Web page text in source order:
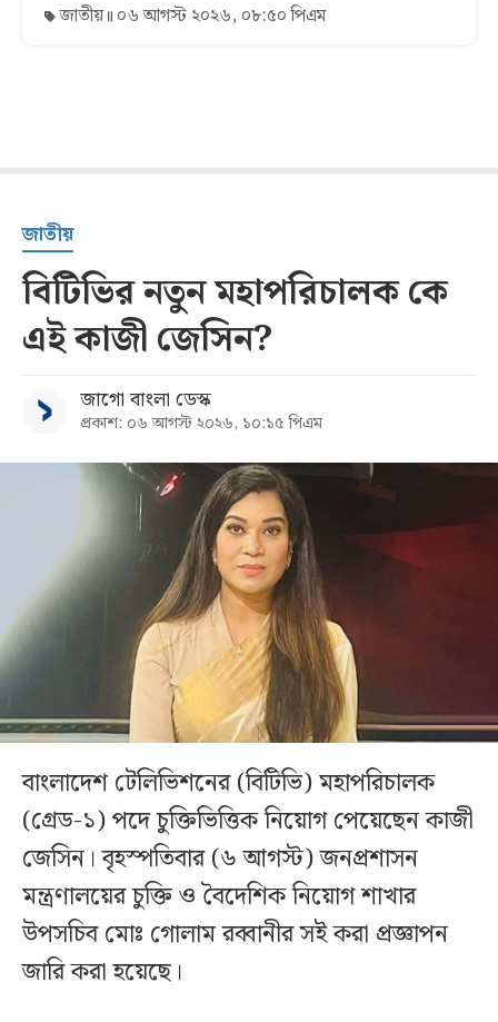
জাতীয় ০৬ আগস্ট ২০২৬, ০৮:৫০ পিএম
জাতীয়
বিটিভির নতুন মহাপরিচালক কে
এই কাজী জেসিন?
জাগো বাংলা ডেস্ক
প্রকাশ: ০৬ আগস্ট ২০২৬, ১০:১৫ পিএম
বাংলাদেশ টেলিভিশনের (বিটিভি) মহাপরিচালক
(গ্রেড-১) পদে চুক্তিভিত্তিক নিয়োগ পেয়েছেন কাজী
জেসিন। বৃহস্পতিবার (৬ আগস্ট) জনপ্রশাসন
মন্ত্রণালয়ের চুক্তি ও বৈদেশিক নিয়োগ শাখার
উপসচিব মোঃ গোলাম রব্বানীর সই করা প্রজ্ঞাপন
জারি করা হয়েছে।